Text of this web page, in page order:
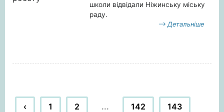
школи відвідали Ніжинську міську
раду.
Детальніше
‹ 1 2 ... 142 143